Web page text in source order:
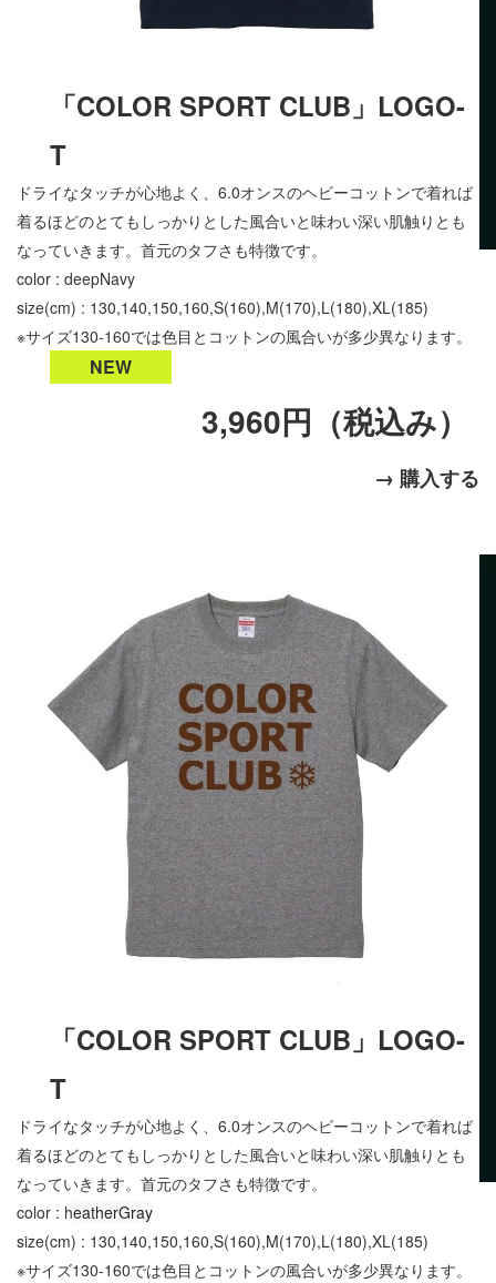
「COLOR SPORT CLUB」LOGO-
T
ドライなタッチが心地よく、6.0オンスのヘビーコットンで着れば
着るほどのとてもしっかりとした風合いと味わい深い肌触りとも
なっていきます。首元のタフさも特徴です。
color : deepNavy
size(cm) : 130,140,150,160,S(160),M(170),L(180),XL(185)
※サイズ130-160では色目とコットンの風合いが多少異なります。
NEW
3,960円（税込み）
→ 購入する
「COLOR SPORT CLUB」LOGO-
T
ドライなタッチが心地よく、6.0オンスのヘビーコットンで着れば
着るほどのとてもしっかりとした風合いと味わい深い肌触りとも
なっていきます。首元のタフさも特徴です。
color : heatherGray
size(cm) : 130,140,150,160,S(160),M(170),L(180),XL(185)
※サイズ130-160では色目とコットンの風合いが多少異なります。